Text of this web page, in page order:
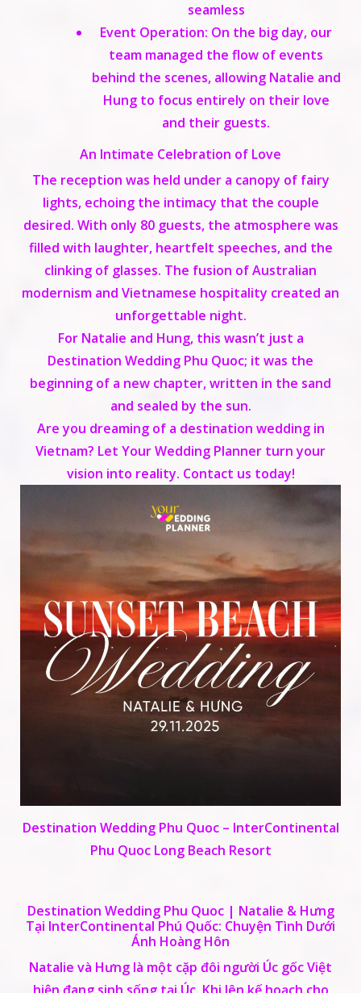
seamless
Event Operation: On the big day, our
team managed the flow of events
behind the scenes, allowing Natalie and
Hung to focus entirely on their love
and their guests.
An Intimate Celebration of Love
The reception was held under a canopy of fairy
lights, echoing the intimacy that the couple
desired. With only 80 guests, the atmosphere was
filled with laughter, heartfelt speeches, and the
clinking of glasses. The fusion of Australian
modernism and Vietnamese hospitality created an
unforgettable night.
For Natalie and Hung, this wasn’t just a
Destination Wedding Phu Quoc; it was the
beginning of a new chapter, written in the sand
and sealed by the sun.
Are you dreaming of a destination wedding in
Vietnam? Let Your Wedding Planner turn your
vision into reality. Contact us today!
Destination Wedding Phu Quoc – InterContinental
Phu Quoc Long Beach Resort
Destination Wedding Phu Quoc | Natalie & Hưng
Tại InterContinental Phú Quốc: Chuyện Tình Dưới
Ánh Hoàng Hôn
Natalie và Hưng là một cặp đôi người Úc gốc Việt